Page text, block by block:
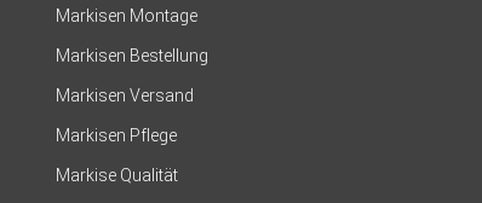
Markisen Montage
Markisen Bestellung
Markisen Versand
Markisen Pflege
Markise Qualität